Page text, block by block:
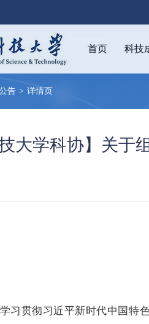
首页 科技
告 > 详情页
技大学科协】关
习贯彻习近平新时代中国特